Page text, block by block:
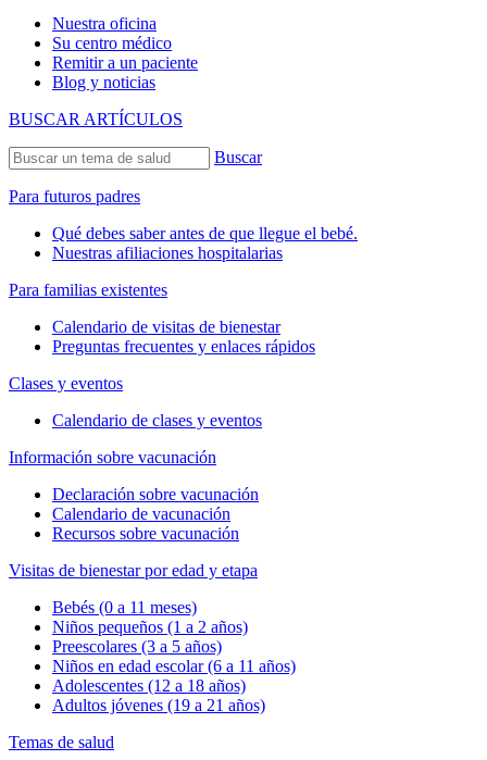
Nuestra oficina
Su centro médico
Remitir a un paciente
Blog y noticias
BUSCAR ARTÍCULOS
Buscar
Para futuros padres
Qué debes saber antes de que llegue el bebé.
Nuestras afiliaciones hospitalarias
Para familias existentes
Calendario de visitas de bienestar
Preguntas frecuentes y enlaces rápidos
Clases y eventos
Calendario de clases y eventos
Información sobre vacunación
Declaración sobre vacunación
Calendario de vacunación
Recursos sobre vacunación
Visitas de bienestar por edad y etapa
Bebés (0 a 11 meses)
Niños pequeños (1 a 2 años)
Preescolares (3 a 5 años)
Niños en edad escolar (6 a 11 años)
Adolescentes (12 a 18 años)
Adultos jóvenes (19 a 21 años)
Temas de salud